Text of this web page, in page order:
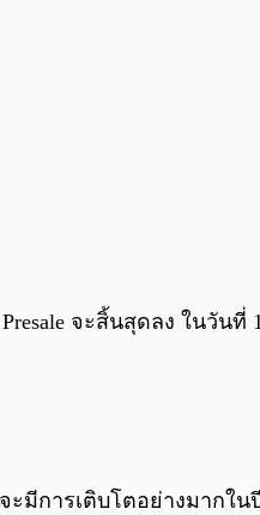
จะสิ้นสุดลง ในวัน
ะมีการเติบโตอย่างมากใน